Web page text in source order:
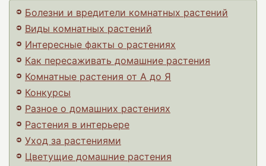
Болезни и вредители комнатных растений
Виды комнатных растений
Интересные факты о растениях
Как пересаживать домашние растения
Комнатные растения от А до Я
Конкурсы
Разное о домашних растениях
Растения в интерьере
Уход за растениями
Цветущие домашние растения